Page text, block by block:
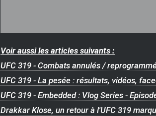
Voir aussi les articles suivants :
UFC 319 - Combats annulés /
UFC 319 - La pesée : résultats, vidéos,
UFC 319 - Embedded : Vlog Series -
Drakkar Klose, un retour à l'UFC 319